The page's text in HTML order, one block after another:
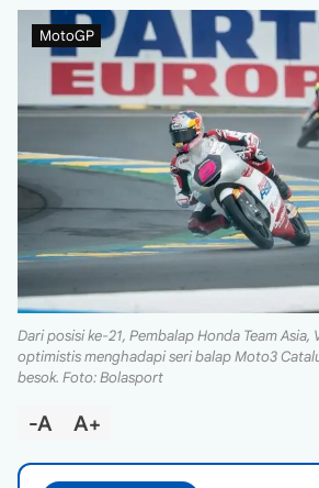
MotoGP
Dari posisi ke-21, Pembalap Honda Team
optimistis menghadapi seri balap Moto3
besok. Foto: Bolasport
-A A+